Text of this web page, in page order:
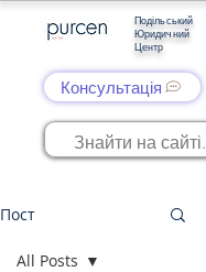
Подільський
Юридичний
Центр
Консультація
Пост
All Posts